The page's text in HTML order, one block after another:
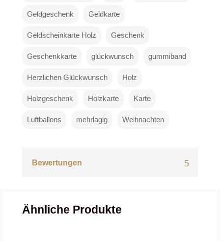
Geldgeschenk Geldkarte
Geldscheinkarte Holz Geschenk
Geschenkkarte glückwunsch gummiband
Herzlichen Glückwunsch Holz
Holzgeschenk Holzkarte Karte
Luftballons mehrlagig Weihnachten
Bewertungen
Ähnliche Produkte